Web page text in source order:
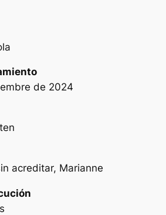
de 2024
acreditar, Marianne